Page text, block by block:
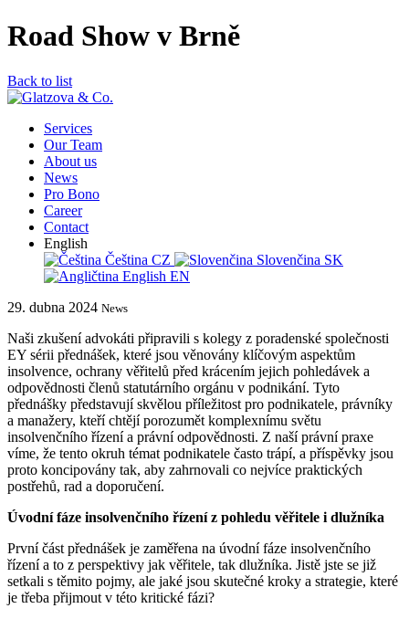
Road Show v Brně
Back to list
Services
Our Team
About us
News
Pro Bono
Career
Contact
English
Čeština CZ Slovenčina SK
English EN
29. dubna 2024 News
Naši zkušení advokáti připravili s kolegy z poradenské společnosti
EY sérii přednášek, které jsou věnovány klíčovým aspektům
insolvence, ochrany věřitelů před krácením jejich pohledávek a
odpovědnosti členů statutárního orgánu v podnikání. Tyto
přednášky představují skvělou příležitost pro podnikatele, právníky
a manažery, kteří chtějí porozumět komplexnímu světu
insolvenčního řízení a právní odpovědnosti. Z naší právní praxe
víme, že tento okruh témat podnikatele často trápí, a příspěvky jsou
proto koncipovány tak, aby zahrnovali co nejvíce praktických
postřehů, rad a doporučení.
Úvodní fáze insolvenčního řízení z pohledu věřitele i dlužníka
První část přednášek je zaměřena na úvodní fáze insolvenčního
řízení a to z perspektivy jak věřitele, tak dlužníka. Jistě jste se již
setkali s těmito pojmy, ale jaké jsou skutečné kroky a strategie, které
je třeba přijmout v této kritické fázi?